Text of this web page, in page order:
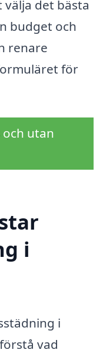
det bästa
budget och
renare
för
utan
i
i
vad